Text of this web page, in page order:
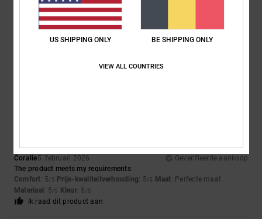
5. februari 2026
Objectively speaking, they are good quality. Compared to the exact
Prijs-kwaliteitverhouding Maat: KleinMateriaal
Ik raad dit product aan
Coralie5. februari 2026
Geverifieerde aankoop
The product meets my requirements
Comfort: 5/5 Prijs-kwaliteitverhouding: 5/5 Maat: Perfecte maat
Materiaal : 5/5 Kleur: 5 /5
Ik raad dit product aan
US SHIPPING ONLY BE SHIPPING ONLY
VIEW ALL COUNTRIES